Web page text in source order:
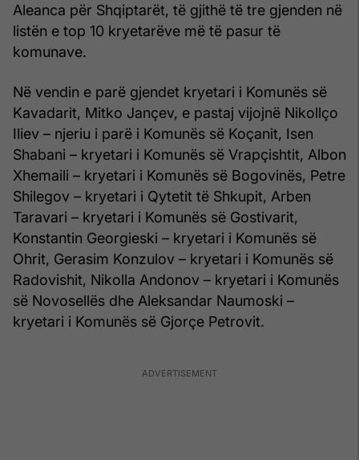
Aleanca për Shqiptarët, të gjithë të tre gjenden në
listën e top 10 kryetarëve më të pasur të
komunave.
Në vendin e parë gjendet kryetari i Komunës së
Kavadarit, Mitko Jançev, e pastaj vijojnë Nikollço
Iliev – njeriu i parë i Komunës së Koçanit, Isen
Shabani – kryetari i Komunës së Vrapçishtit, Albon
Xhemaili – kryetari i Komunës së Bogovinës, Petre
Shilegov – kryetari i Qytetit të Shkupit, Arben
Taravari – kryetari i Komunës së Gostivarit,
Konstantin Georgieski – kryetari i Komunës së
Ohrit, Gerasim Konzulov – kryetari i Komunës së
Radovishit, Nikolla Andonov – kryetari i Komunës
së Novosellës dhe Aleksandar Naumoski –
kryetari i Komunës së Gjorçe Petrovit.